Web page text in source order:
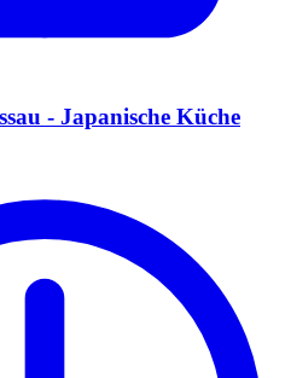
- Japanische Küche